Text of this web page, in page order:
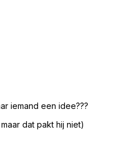
iemand een idee???
dat pakt hij niet)